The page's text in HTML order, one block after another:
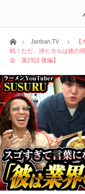
ホームJanbari.TV
戦！ただ、沖ヒカルは彼の
会 第29話 後編】